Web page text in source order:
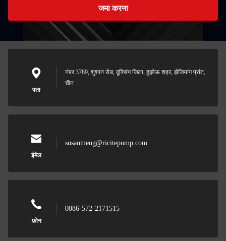
जमा करना
पता
नंबर 3789, शुशान रोड, वूक्सिंग जिला, हुझोऊ शहर, झेजियांग प्रांत,
चीन
ईमेल
susanmeng@ricitepump.com
फ़ोन
0086-572-2171515